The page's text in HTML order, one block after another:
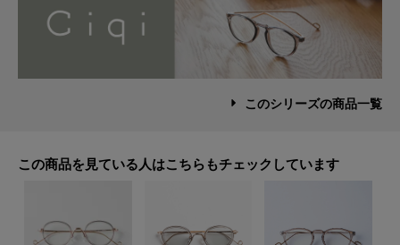
このシリーズの商品一覧
この商品を見ている人はこちらもチェックしています